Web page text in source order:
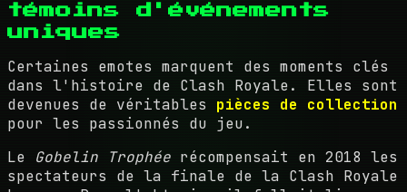
témoins d'événements
uniques
Certaines emotes marquent des moments clés
dans l'histoire de Clash Royale. Elles sont
devenues de véritables pièces de collection
pour les passionnés du jeu.
Le Gobelin Trophée récompensait en 2018 les
spectateurs de la finale de la Clash Royale